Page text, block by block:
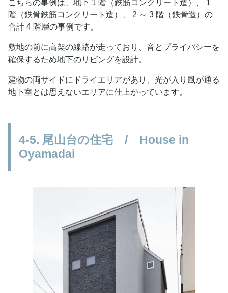
こちらの事例は、地下 1 階（鉄筋コンクリート造）、 1
階（鉄骨鉄筋コンクリート造）、 2 ～ 3 階（鉄骨造）の
合計 4 階層の事例です。
敷地の前に高架の線路が走っており、音とプライバシーを
確保するため地下のリビングを設計。
建物の両サイドにドライエリアがあり、光が入り風が通る
地下室とは思えないエリアに仕上がっています。
4-5. 尾山台の住宅 / House in
Oyamadai